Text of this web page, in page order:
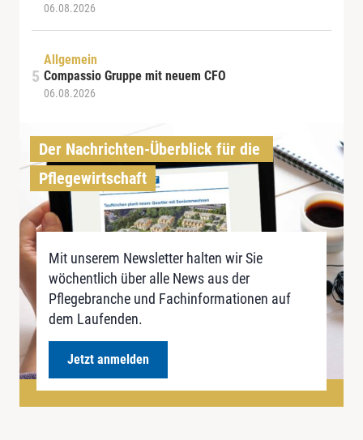
06.08.2026
Allgemein
Compassio Gruppe mit neuem CFO
06.08.2026
Der Nachrichten-Überblick für die
Pflegewirtschaft
Mit unserem Newsletter halten wir Sie
wöchentlich über alle News aus der
Pflegebranche und Fachinformationen auf
dem Laufenden.
Jetzt anmelden